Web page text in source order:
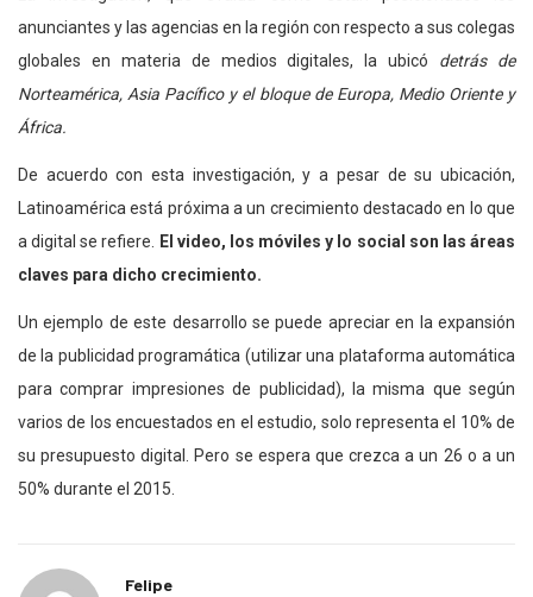
anunciantes y las agencias en la región con respecto a sus colegas
globales en materia de medios digitales, la ubicó detrás de
Norteamérica, Asia Pacífico y el bloque de Europa, Medio Oriente y
África.
De acuerdo con esta investigación, y a pesar de su ubicación,
Latinoamérica está próxima a un crecimiento destacado en lo que
a digital se refiere. El video, los móviles y lo social son las áreas
claves para dicho crecimiento.
Un ejemplo de este desarrollo se puede apreciar en la expansión
de la publicidad programática (utilizar una plataforma automática
para comprar impresiones de publicidad), la misma que según
varios de los encuestados en el estudio, solo representa el 10% de
su presupuesto digital. Pero se espera que crezca a un 26 o a un
50% durante el 2015.
Felipe